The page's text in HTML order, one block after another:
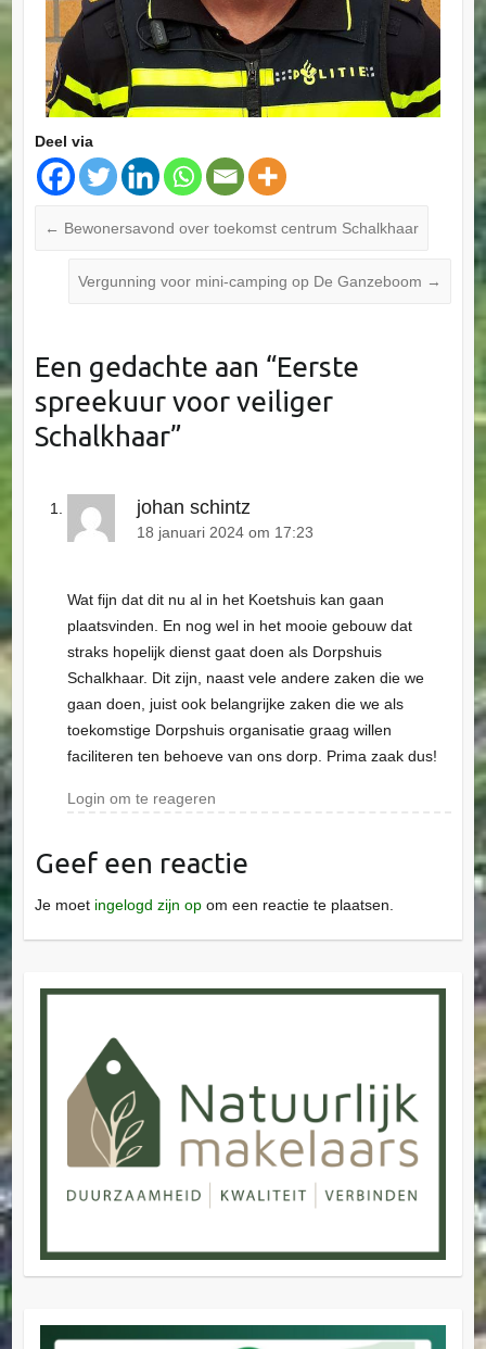
Deel via
← Bewonersavond over toekomst centrum Schalkhaar
Vergunning voor mini-camping op De Ganzeboom →
Een gedachte aan “Eerste
spreekuur voor veiliger
Schalkhaar”
johan schintz
18 januari 2024 om 17:23
Wat fijn dat dit nu al in het Koetshuis kan gaan
plaatsvinden. En nog wel in het mooie gebouw dat
straks hopelijk dienst gaat doen als Dorpshuis
Schalkhaar. Dit zijn, naast vele andere zaken die we
gaan doen, juist ook belangrijke zaken die we als
toekomstige Dorpshuis organisatie graag willen
faciliteren ten behoeve van ons dorp. Prima zaak dus!
Login om te reageren
Geef een reactie
Je moet ingelogd zijn opom een reactie te plaatsen.